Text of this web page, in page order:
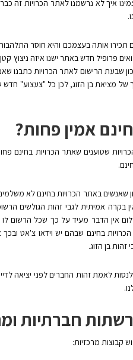
איך לא נרשמנו לאתר הכרויות
תכירו אותה בעצמכם והיא חוסר
פרופיל חדש באתר ישנו איזה ניצוץ
שבעת הרישום לאתר הכרויות כתבנו
של מציאת בן הזוג, לכן כל "צעצוע"
אמין פחות?
הכרויות שטוענים שאתר הכרויות
שאנשים באתר הכרויות בחינם לא
בקרה אמיתית לגבי זהות הגולשים
אין הדבר מעיד על כך שכל הרשום
בחינם שבהם יש וידאו צ'אט
זהות בן הזוג.
לאמת זהות החברים לפני יציאה
חברתיות
קבוצות מרכזיות: